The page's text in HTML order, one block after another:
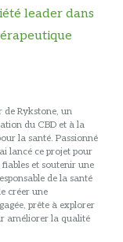
leader dans
de Rykstone, un
du CBD et à la
la santé. Passionné
lancé ce projet pour
et soutenir une
de la santé
créer une
prête à explorer
améliorer la qualité